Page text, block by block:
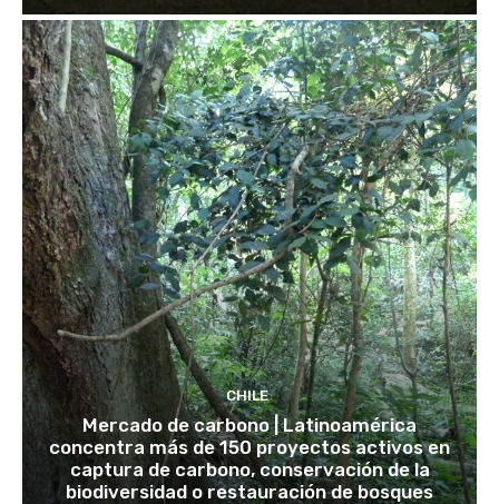
CHILE
Mercado de carbono | Latinoamérica
concentra más de 150 proyectos activos en
captura de carbono, conservación de la
biodiversidad o restauración de bosques